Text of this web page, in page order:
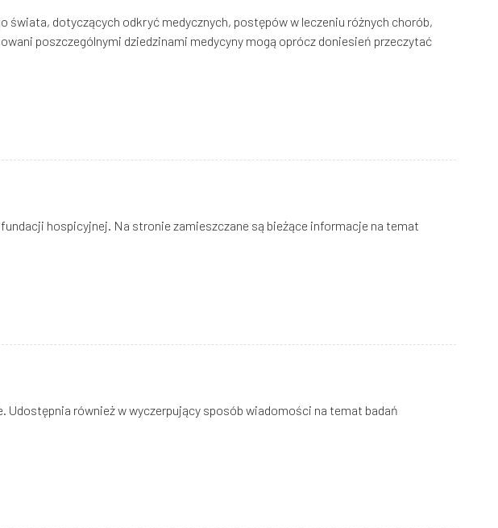
dotyczących odkryć medycznych, postępów w leczeniu różnych chorób,
poszczególnymi dziedzinami medycyny mogą oprócz doniesień przeczytać
hospicyjnej. Na stronie zamieszczane są bieżące informacje na temat
Udostępnia również w wyczerpujący sposób wiadomości na temat badań